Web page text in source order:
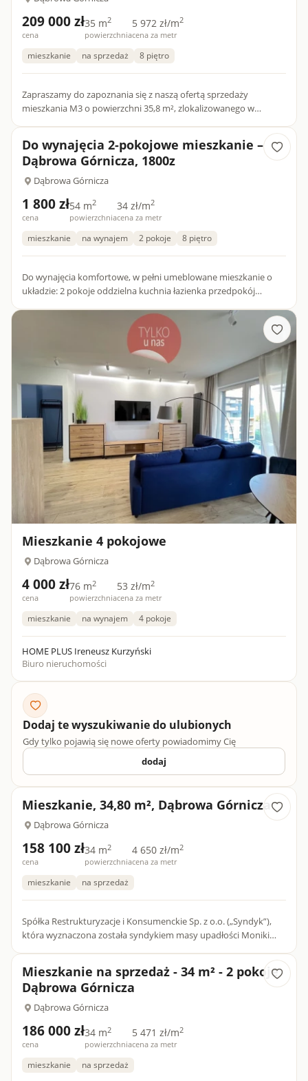
209 000 zł
cena
35 m2
powierzchnia
5 972 zł/m2
cena za metr
mieszkanie na sprzedaż 8 piętro
Zapraszamy do zapoznania się z naszą ofertą sprzedaży
mieszkania M3 o powierzchni 35,8 m², zlokalizowanego w
Do wynajęcia 2-pokojowe mieszkanie –
Dąbrowa Górnicza, 1800z
Dąbrowa Górnicza
1 800 zł
cena
54 m2
powierzchnia
34 zł/m2
cena za metr
mieszkanie na wynajem 2 pokoje 8 piętro
Do wynajęcia komfortowe, w pełni umeblowane mieszkanie o
układzie: 2 pokoje oddzielna kuchnia łazienka przedpokój
Mieszkanie 4 pokojowe
Dąbrowa Górnicza
4 000 zł
cena
76 m2
powierzchnia
53 zł/m2
cena za metr
mieszkanie na wynajem 4 pokoje
HOME PLUS Ireneusz Kurzyński
Biuro nieruchomości
Dodaj te wyszukiwanie do ulubionych
Gdy tylko pojawią się nowe oferty powiadomimy Cię
dodaj
Mieszkanie, 34,80 m², Dąbrowa Górnicza
Dąbrowa Górnicza
158 100 zł
cena
34 m2
powierzchnia
4 650 zł/m2
cena za metr
mieszkanie na sprzedaż
Spółka Restrukturyzacje i Konsumenckie Sp. z o.o. („Syndyk”),
która wyznaczona została syndykiem masy upadłości Moniki
Mieszkanie na sprzedaż - 34 m² - 2 pokoje
Dąbrowa Górnicza
Dąbrowa Górnicza
186 000 zł
cena
34 m2
powierzchnia
5 471 zł/m2
cena za metr
mieszkanie na sprzedaż